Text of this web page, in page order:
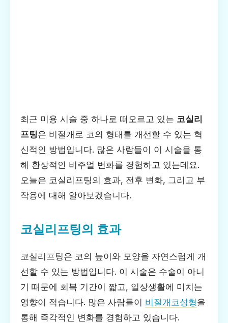
최근 미용 시술 중 하나로 떠오르고 있는 코실리
프팅은 비절개로 코의 형태를 개선할 수 있는 혁
신적인 방법입니다. 많은 사람들이 이 시술을 통
해 환상적인 비주얼 변화를 경험하고 있는데요.
오늘은 코실리프팅의 효과, 전후 변화, 그리고 부
작용에 대해 알아보겠습니다.
코실리프팅의 효과
코실리프팅은 코의 높이와 모양을 자연스럽게 개
선할 수 있는 방법입니다. 이 시술은 수술이 아니
기 때문에 회복 기간이 짧고, 일상생활에 미치는
영향이 적습니다. 많은 사람들이 비절개코성형을
통해 즉각적인 변화를 경험하고 있습니다.